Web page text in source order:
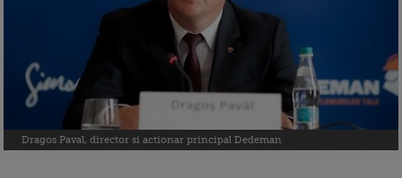
Dragos Paval, director si actionar principal Dedeman